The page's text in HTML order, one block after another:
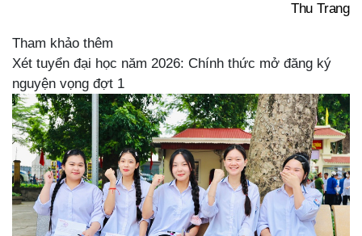
Thu Trang
Tham khảo thêm
Xét tuyển đại học năm 2026: Chính thức mở đăng ký
nguyện vọng đợt 1